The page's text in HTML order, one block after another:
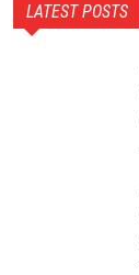
LATEST POSTS